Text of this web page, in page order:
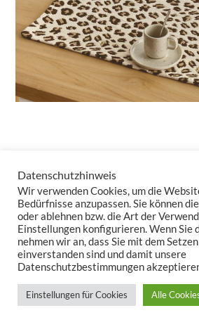
Unbeschwertheit bringt die Kollektion auf
klaren, luftigen Design und einer edlen
UHURUfantastisch kombinieren und
für ein frisches, offenes Ambiente.
Datenschutzhinweis
Wir verwenden Cookies, um die
Bedürfnisse anzupassen. Sie können
oder ablehnen bzw. die Art der
Einstellungen konfigurieren. Wenn Sie
nehmen wir an, dass Sie mit dem
einverstanden sind und damit unsere
Datenschutzbestimmungen
Einstellungen für Cookies Alle